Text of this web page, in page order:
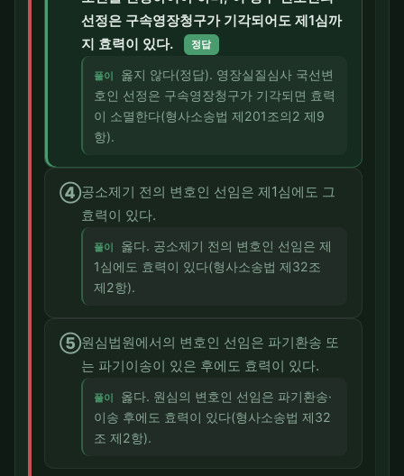
선정은 구속영장청구가 기각되어도 제1심까
지 효력이 있다.
정답
풀이
옳지 않다(정답). 영장실질심사 국선변
호인 선정은 구속영장청구가 기각되면 효력
이 소멸한다(형사소송법 제201조의2 제9
항).
④공소제기 전의 변호인 선임은 제1심에도 그
효력이 있다.
풀이
옳다. 공소제기 전의 변호인 선임은 제
1심에도 효력이 있다(형사소송법 제32조
제2항).
⑤원심법원에서의 변호인 선임은 파기환송 또
는 파기이송이 있은 후에도 효력이 있다.
풀이
옳다. 원심의 변호인 선임은 파기환송·
이송 후에도 효력이 있다(형사소송법 제32
조 제2항).